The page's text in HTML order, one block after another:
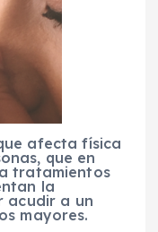
afecta física
que en
tratamientos
la
acudir a un
mayores.